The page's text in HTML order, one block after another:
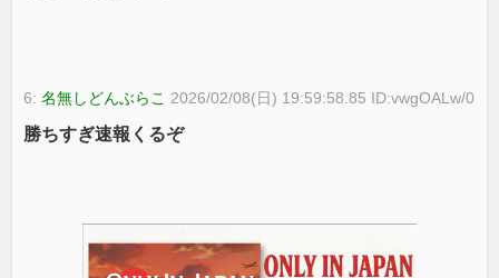
6:名無しどんぶらこ 2026/02/08(日) 19:59:58.85 ID:vwgOALw/0
勝ちすぎ速報くるぞ